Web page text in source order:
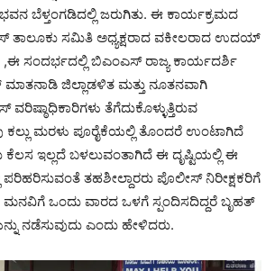
ಬೆಳ್ತಂಗಡಿದಲ್ಲಿ ಜರುಗಿತು. ಈ ಕಾರ್ಯಕ್ರಮದ
ತಾಲೂಕು ಸಮಿತಿ ಅಧ್ಯಕ್ಷರಾದ ವಕೀಲರಾದ ಉದಯ್
,ಈ ಸಂದರ್ಭದಲ್ಲಿ ಬಿಎಂಎಸ್ ರಾಜ್ಯ ಕಾರ್ಯದರ್ಶಿ
ಜಿಲ್ಲಾಡಳಿತ ಮತ್ತು ನೂತನವಾಗಿ
ತೆಗೆದುಕೊಳ್ಳುತ್ತಿರುವ
ಕಲ್ಲು ಮರಳು ಪೂರೈಕೆಯಲ್ಲಿ ತೊಂದರೆ ಉಂಟಾಗಿದೆ
ಕೆಲಸ ಇಲ್ಲದೆ ಬಳಲುವಂತಾಗಿದೆ ಈ ದೃಷ್ಟಿಯಲ್ಲಿ ಈ
ಪರಿಹರಿಸುವಂತೆ ತಹಶೀಲ್ದಾರರು ಪೊಲೀಸ್ ನಿರೀಕ್ಷಕರಿಗೆ
ಒಂದು ವಾರದ ಒಳಗೆ ಸ್ಪಂದಿಸದಿದ್ದರೆ ಬೃಹತ್
ನಡೆಸುವುದು ಎಂದು ಹೇಳಿದರು.